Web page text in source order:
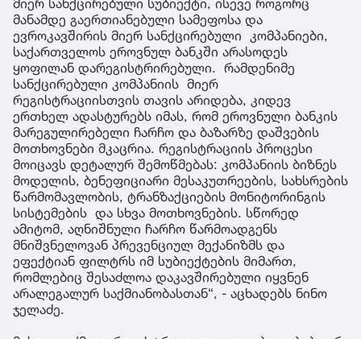
მიერ სანქცირებული სუბიექტი, ისევე როგორც
მანამდე გაერთიანებული სამეფოსა და
ევროკავშირის მიერ სანქცირებული კომპანიები,
საქართველოს ეროვნულ ბანკში არასოდეს
ყოფილან დარეგისტრირებული. რამდენიმე
სანქცირებული კომპანიის მიერ
რეგისტრაციისთვის თავის არიდება, კიდევ
ერთხელ ადასტურებს იმას, რომ ეროვნული ბანკის
მარეგულირებელი ჩარჩო და ბაზარზე დაშვების
მოთხოვნები მკაცრია. რეგისტრაციის პროცესი
მოიცავს დეტალურ შემოწმებას: კომპანიის ბიზნეს
მოდელის, ბენეფიციარი მესაკუთრეების, სახსრების
წარმომავლობის, ტრანზაქციების მონიტორინგის
სისტემების და სხვა მოთხოვნების. სწორედ
ამიტომ, აღნიშნული ჩარჩო წარმოადგენს
მნიშვნელოვან პრევენციულ მექანიზმს და
ეფექტიან ფილტრს იმ სუბიექტების მიმართ,
რომლებიც შესაძლოა დაკავშირებული იყვნენ
არალეგალურ საქმიანობასთან“, - აცხადებს ნინო
ჯელაძე.